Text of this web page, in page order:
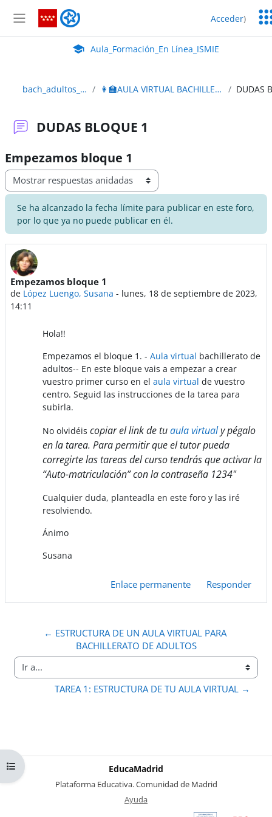
Panel lateral
Aula_Formación_En Línea_ISMIE Acceder)
Aula Virtual de EducaMadrid:
Aula_Formación_En Línea_ISMIE
Abrir índice del curso
bach_adultos_2edición 👩‍🏫AULA VIRTUAL BACHILLERATO ADULTOS
DUDAS BLOQUE 1
Empezamos bloque 1
Mostrar modo
Se ha alcanzado la fecha límite para publicar en este foro,
por lo que ya no puede publicar en él.
Empezamos bloque 1
de López Luengo, Susana - lunes, 18 de septiembre de 2023,
14:11
Número de respuestas: 0
Hola!!
Empezamos el bloque 1. - Aula virtual bachillerato de
adultos-- En este bloque vais a empezar a crear
vuestro primer curso en el aula virtual de vuestro
centro. Seguid las instrucciones de la tarea para
subirla.
No olvidéis copiar el link de tuaula virtualy pégalo
en la tarea. Para permitir que el tutor pueda
corregirte las tareas del curso tendrás que activar la
“Auto-matriculación” con la contraseña 1234"
Cualquier duda, planteadla en este foro y las iré
resolviendo.
Ánimo
Susana
Enlace permanente Responder
← ESTRUCTURA DE UN AULA VIRTUAL PARA
BACHILLERATO DE ADULTOS
Ir a...
TAREA 1: ESTRUCTURA DE TU AULA VIRTUAL →
EducaMadrid
Plataforma Educativa. Comunidad de Madrid
Ayuda